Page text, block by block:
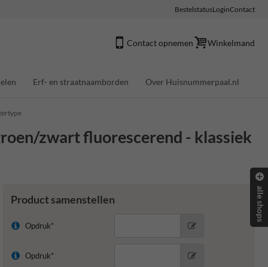
BestelstatusLoginContact
Contact opnemen Winkelmand
Erf- en straatnaamborden Over Huisnummerpaal.nl
zwart fluorescerend - klassiek
Product samenstellen
Opdruk*
Opdruk*
alle shops